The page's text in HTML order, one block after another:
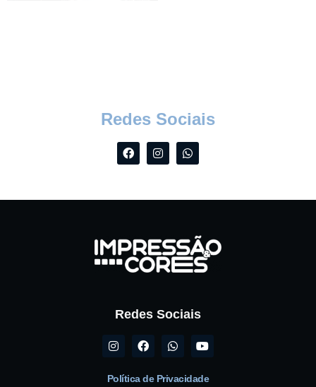
Redes Sociais
Redes Sociais
Política de Privacidade